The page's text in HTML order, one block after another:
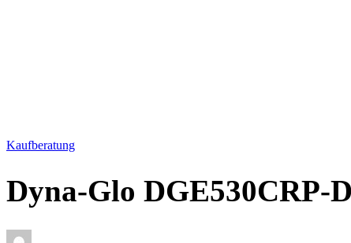
Kaufberatung
Dyna-Glo DGE530CRP-